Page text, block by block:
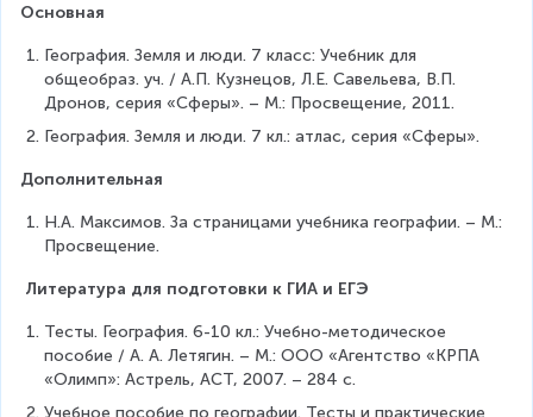
Основная
География. Земля и люди. 7 класс: Учебник для
общеобраз. уч. / А.П. Кузнецов, Л.Е. Савельева, В.П.
Дронов, серия «Сферы». – М.: Просвещение, 2011.
География. Земля и люди. 7 кл.: атлас, серия «Сферы».
Дополнительная
Н.А. Максимов. За страницами учебника географии. – М.:
Просвещение.
Литература для подготовки к ГИА и ЕГЭ
Тесты. География. 6-10 кл.: Учебно-методическое
пособие / А. А. Летягин. – М.: ООО «Агентство «КРПА
«Олимп»: Астрель, АСТ, 2007. – 284 с.
Учебное пособие по географии. Тесты и практические